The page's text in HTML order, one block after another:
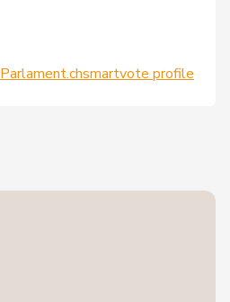
Parlament.chsmartvote profile